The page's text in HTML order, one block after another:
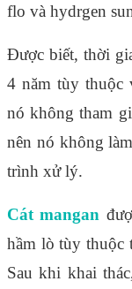
flo và hydrgen
Được biết, thời
4 năm tùy thuộc
nó không tham
nên nó không
trình xử lý.
Cát mangan
hầm lò tùy thuộc
Sau khi khai